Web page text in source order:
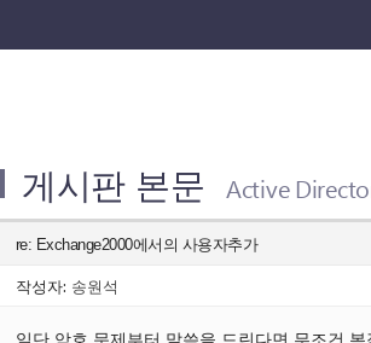
게시판 본문 Active
re: Exchange2000에서의 사용자추가
작성자: 송원석